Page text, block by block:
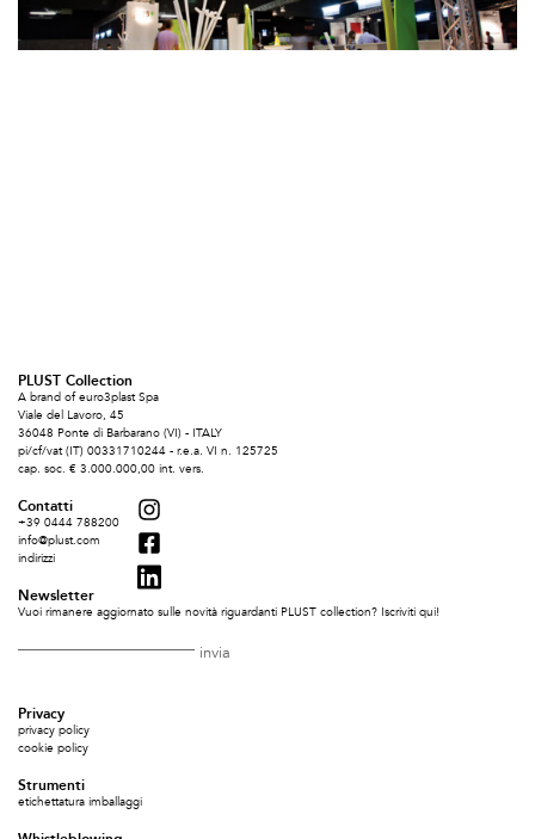
PLUST Collection
A brand of euro3plast Spa
Viale del Lavoro, 45
36048 Ponte di Barbarano (VI) - ITALY
pi/cf/vat (IT) 00331710244 - r.e.a. VI n. 125725
cap. soc. € 3.000.000,00 int. vers.
Contatti
+39 0444 788200
info@plust.com
indirizzi
Newsletter
Vuoi rimanere aggiornato sulle novità riguardanti PLUST collection? Iscriviti qui!
Privacy
privacy policy
cookie policy
Strumenti
etichettatura imballaggi